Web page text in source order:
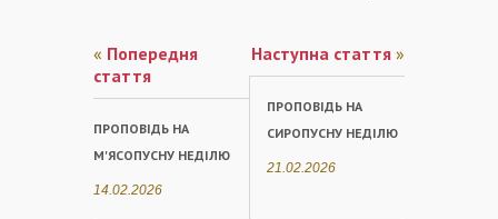
« Попередня
стаття
ПРОПОВІДЬ НА
М'ЯСОПУСНУ НЕДІЛЮ
14.02.2026
Наступна стаття »
ПРОПОВІДЬ НА
СИРОПУСНУ НЕДІЛЮ
21.02.2026